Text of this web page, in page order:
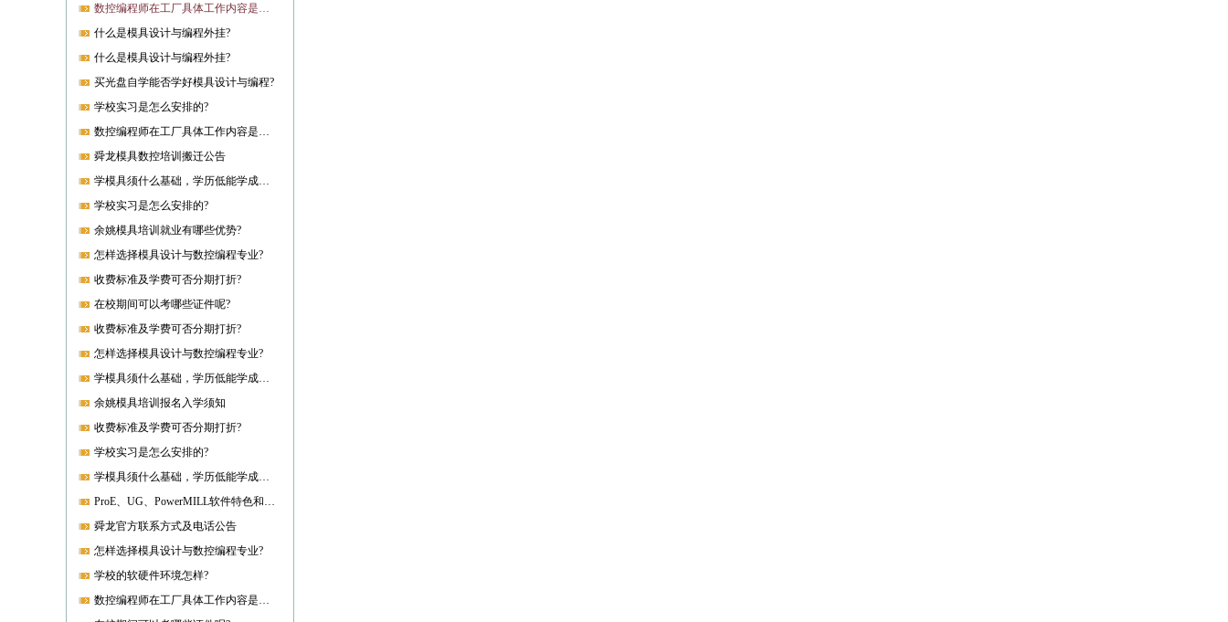
数控编程师在工厂具体工作内容是什么?
什么是模具设计与编程外挂?
什么是模具设计与编程外挂?
买光盘自学能否学好模具设计与编程?
学校实习是怎么安排的?
数控编程师在工厂具体工作内容是什么?
舜龙模具数控培训搬迁公告
学模具须什么基础，学历低能学成就业吗?
学校实习是怎么安排的?
余姚模具培训就业有哪些优势?
怎样选择模具设计与数控编程专业?
收费标准及学费可否分期打折?
在校期间可以考哪些证件呢?
收费标准及学费可否分期打折?
怎样选择模具设计与数控编程专业?
学模具须什么基础，学历低能学成就业吗?
余姚模具培训报名入学须知
收费标准及学费可否分期打折?
学校实习是怎么安排的?
学模具须什么基础，学历低能学成就业吗?
ProE、UG、PowerMILL软件特色和优势?
舜龙官方联系方式及电话公告
怎样选择模具设计与数控编程专业?
学校的软硬件环境怎样?
数控编程师在工厂具体工作内容是什么?